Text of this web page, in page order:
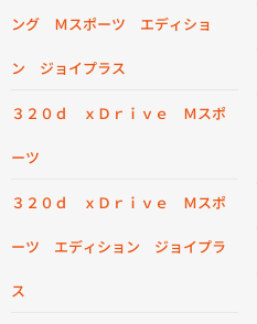
ング Ｍスポーツ エディショ
ン ジョイプラス
３２０ｄ ｘＤｒｉｖｅ Ｍスポ
ーツ
３２０ｄ ｘＤｒｉｖｅ Ｍスポ
ーツ エディション ジョイプラ
ス